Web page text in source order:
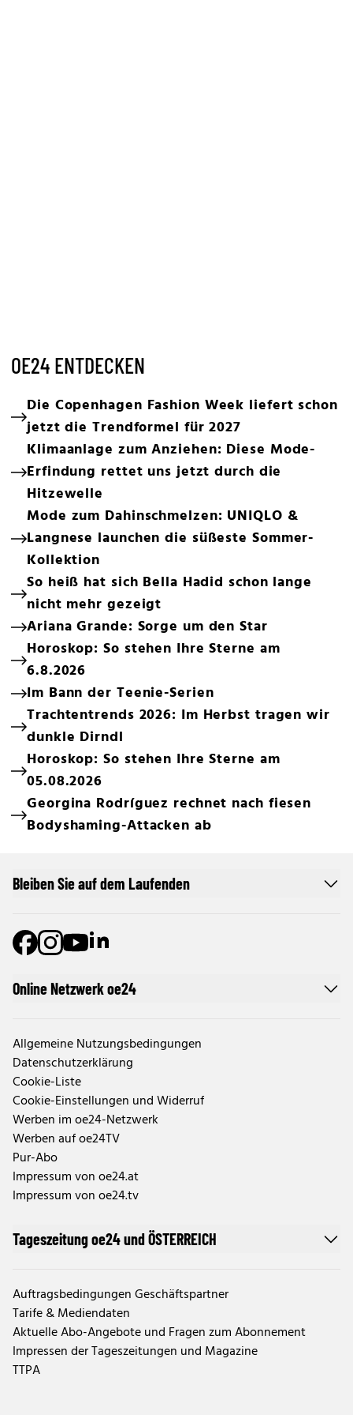
OE24 ENTDECKEN
Die Copenhagen Fashion Week liefert schon
jetzt die Trendformel für 2027
Klimaanlage zum Anziehen: Diese Mode-
Erfindung rettet uns jetzt durch die
Hitzewelle
Mode zum Dahinschmelzen: UNIQLO &
Langnese launchen die süßeste Sommer-
Kollektion
So heiß hat sich Bella Hadid schon lange
nicht mehr gezeigt
Ariana Grande: Sorge um den Star
Horoskop: So stehen Ihre Sterne am
6.8.2026
Im Bann der Teenie-Serien
Trachtentrends 2026: Im Herbst tragen wir
dunkle Dirndl
Horoskop: So stehen Ihre Sterne am
05.08.2026
Georgina Rodríguez rechnet nach fiesen
Bodyshaming-Attacken ab
Online Netzwerk oe24
Allgemeine Nutzungsbedingungen
Datenschutzerklärung
Cookie-Liste
Cookie-Einstellungen und Widerruf
Werben im oe24-Netzwerk
Werben auf oe24TV
Pur-Abo
Impressum von oe24.at
Impressum von oe24.tv
Tageszeitung oe24 und ÖSTERREICH
Auftragsbedingungen Geschäftspartner
Tarife & Mediendaten
Aktuelle Abo-Angebote und Fragen zum Abonnement
Impressen der Tageszeitungen und Magazine
TTPA
Bleiben Sie auf dem Laufenden